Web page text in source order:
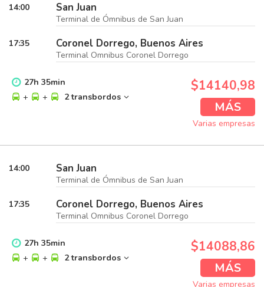
14:00 San Juan
Terminal de Ómnibus de San Juan
17:35 Coronel Dorrego, Buenos Aires
Terminal Omnibus Coronel Dorrego
27h 35min
+
+ 2 transbordos
$14140,98
MÁS
Varias empresas
14:00 San Juan
Terminal de Ómnibus de San Juan
17:35 Coronel Dorrego, Buenos Aires
Terminal Omnibus Coronel Dorrego
27h 35min
+
+ 2 transbordos
$14088,86
MÁS
Varias empresas